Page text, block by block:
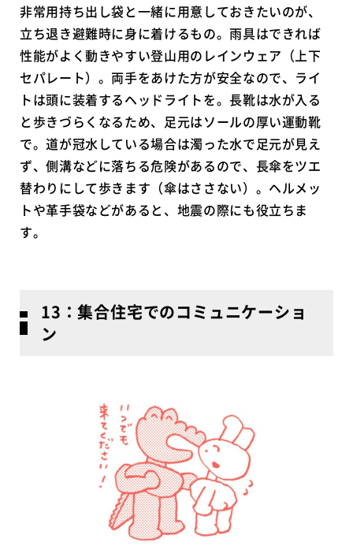
非常用持ち出し袋と一緒に用意しておきたいのが、
立ち退き避難時に身に着けるもの。雨具はできれば
性能がよく動きやすい登山用のレインウェア（上下
セパレート）。両手をあけた方が安全なので、ライ
トは頭に装着するヘッドライトを。長靴は水が入る
と歩きづらくなるため、足元はソールの厚い運動靴
で。道が冠水している場合は濁った水で足元が見え
ず、側溝などに落ちる危険があるので、長傘をツエ
替わりにして歩きます（傘はささない）。ヘルメッ
トや革手袋などがあると、地震の際にも役立ちま
す。
13：集合住宅でのコミュニケーショ
ン